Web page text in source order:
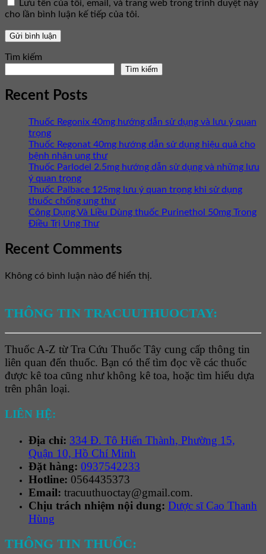
Lưu tên của tôi, email, và trang web trong trình duyệt này
cho lần bình luận kế tiếp của tôi.
Tìm kiếm
Tìm kiếm
Recent Posts
Thuốc Regonix 40mg hướng dẫn sử dụng và lưu ý quan
trọng
Thuốc Regonat 40mg hướng dẫn sử dụng hiệu quả cho
bệnh nhân ung thư
Thuốc Parlodel 2.5mg hướng dẫn sử dụng và những lưu
ý quan trọng
Thuốc Palbace 125mg lưu ý quan trọng khi sử dụng
thuốc chống ung thư
Công Dụng Và Liều Dùng thuốc Purinethol 50mg Trong
Điều Trị Ung Thư
Recent Comments
Không có bình luận nào để hiển thị.
THÔNG TIN TRACUUTHUOCTAY:
Thuốc A-Z từ Tra Cứu Thuốc Tây cung cấp thông tin
liên quan đến thuốc. Bạn có thể tìm đọc về các thuốc
được kê toa cũng như không kê toa, hoặc tìm hiểu dựa
trên phân loại.
LIÊN HỆ:
Địa chỉ: 334 Đ. Tô Hiến Thành, Phường 15,
Quận 10, Hồ Chí Minh
Đặt hàng: 0937542233
Hotline: 0564435373
Email: tracuuthuoctay@gmail.com.
Chịu trách nhiệm nội dung: Dược sĩ Cao Thanh
Hùng
THÔNG TIN THUỐC: